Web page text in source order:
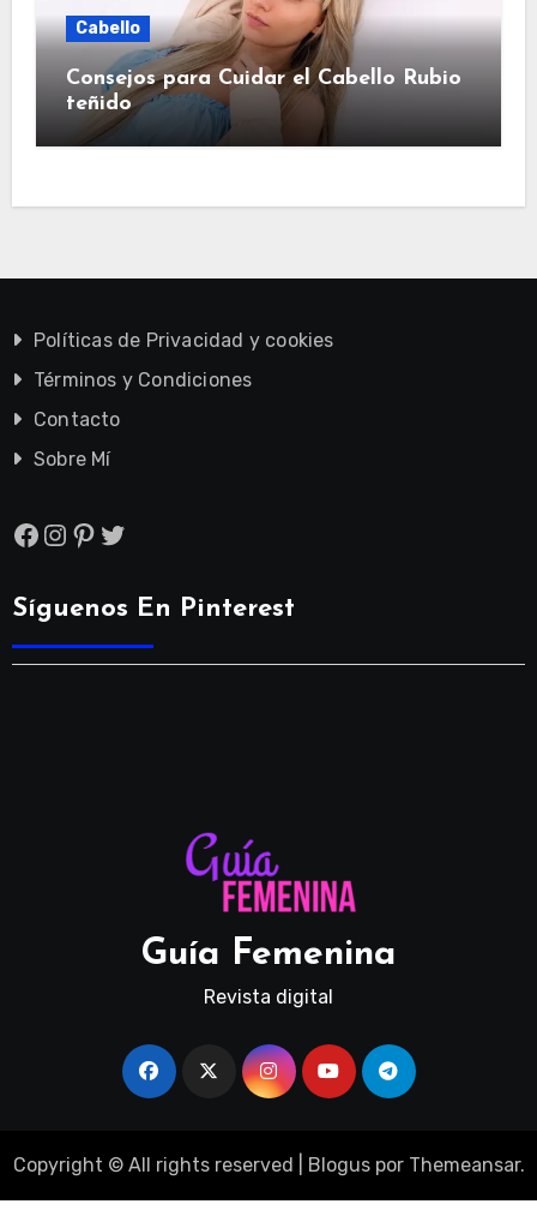
Cabello
Consejos para Cuidar el Cabello Rubio
teñido
Políticas de Privacidad y cookies
Términos y Condiciones
Contacto
Sobre Mí
Facebook
Instagram
Pinterest
Twitter
Síguenos En Pinterest
Guía Femenina
Revista digital
Copyright © All rights reserved Bloguspor Themeansar.